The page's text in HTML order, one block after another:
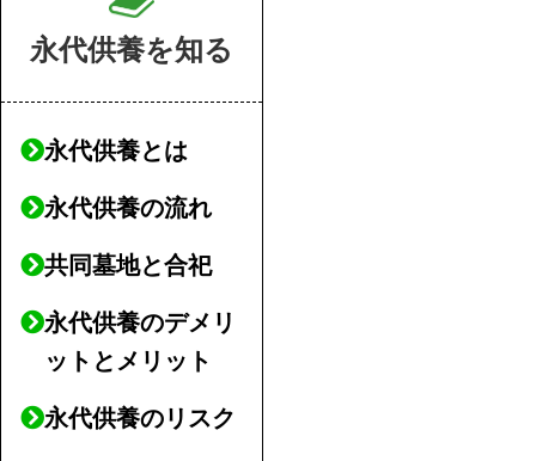
永代供養を知る
永代供養とは
永代供養の流れ
共同墓地と合祀
永代供養のデメリ
ットとメリット
永代供養のリスク